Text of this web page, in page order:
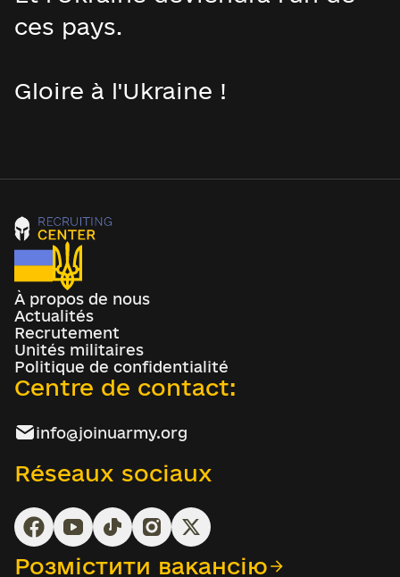
ces pays.
Gloire à l'Ukraine !
À propos de nous
Actualités
Recrutement
Unités militaires
Politique de confidentialité
Centre de contact:
info@joinuarmy.org
Réseaux sociaux
Розмістити вакансію